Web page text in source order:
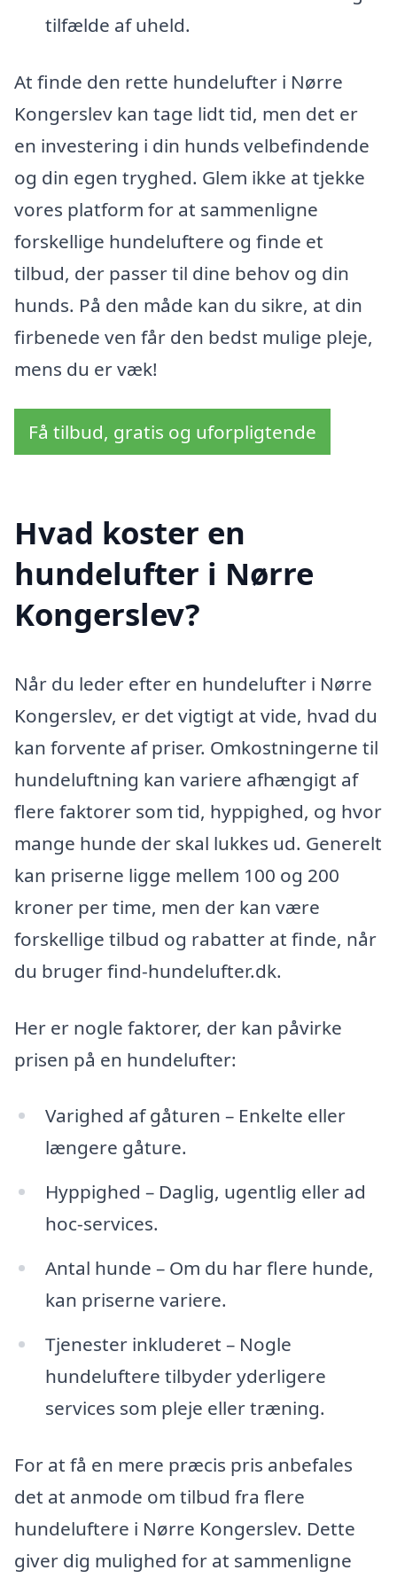
tilfælde af uheld.
At finde den rette hundelufter i Nørre
Kongerslev kan tage lidt tid, men det er
en investering i din hunds velbefindende
og din egen tryghed. Glem ikke at tjekke
vores platform for at sammenligne
forskellige hundeluftere og finde et
tilbud, der passer til dine behov og din
hunds. På den måde kan du sikre, at din
firbenede ven får den bedst mulige pleje,
mens du er væk!
Få tilbud, gratis og uforpligtende
Hvad koster en
hundelufter i Nørre
Kongerslev?
Når du leder efter en hundelufter i Nørre
Kongerslev, er det vigtigt at vide, hvad du
kan forvente af priser. Omkostningerne til
hundeluftning kan variere afhængigt af
flere faktorer som tid, hyppighed, og hvor
mange hunde der skal lukkes ud. Generelt
kan priserne ligge mellem 100 og 200
kroner per time, men der kan være
forskellige tilbud og rabatter at finde, når
du bruger find-hundelufter.dk.
Her er nogle faktorer, der kan påvirke
prisen på en hundelufter:
Varighed af gåturen – Enkelte eller
længere gåture.
Hyppighed – Daglig, ugentlig eller ad
hoc-services.
Antal hunde – Om du har flere hunde,
kan priserne variere.
Tjenester inkluderet – Nogle
hundeluftere tilbyder yderligere
services som pleje eller træning.
For at få en mere præcis pris anbefales
det at anmode om tilbud fra flere
hundeluftere i Nørre Kongerslev. Dette
giver dig mulighed for at sammenligne